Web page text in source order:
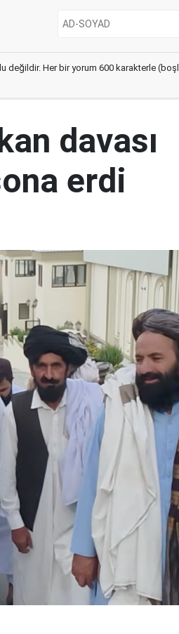
Her bir yorum 600 karakterle
davası
erdi